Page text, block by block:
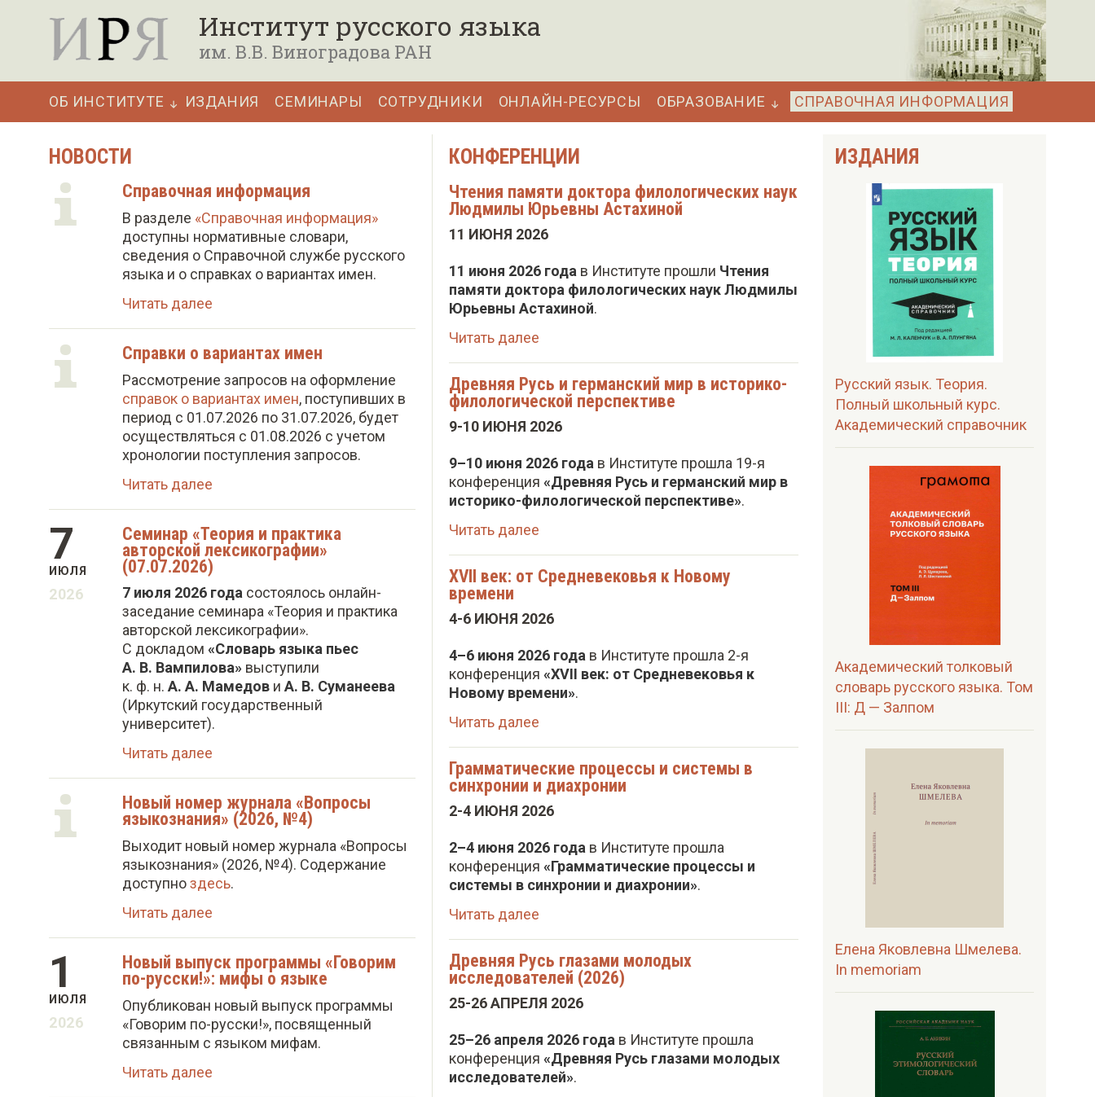
Институт русского языка
им. В.В. Виноградова РАН
Основная
навигация
ОБ ИНСТИТУТЕ ИЗДАНИЯ СЕМИНАРЫ СОТРУДНИКИ ОНЛАЙН-РЕСУРСЫ ОБРАЗОВАНИЕ СПРАВОЧНАЯ ИНФОРМАЦИЯ
НОВОСТИ
Справочная информация
В разделе «Справочная информация»
доступны нормативные словари,
сведения о Справочной службе русского
языка и о справках о вариантах имен.
Читать далее
Справки о вариантах имен
Рассмотрение запросов на оформление
справок о вариантах имен, поступивших в
период с 01.07.2026 по 31.07.2026, будет
осуществляться с 01.08.2026 с учетом
хронологии поступления запросов.
Читать далее
7
ИЮЛЯ
2026
Семинар «Теория и практика
авторской лексикографии»
(07.07.2026)
7 июля 2026 года состоялось онлайн-
заседание семинара «Теория и практика
авторской лексикографии».
С докладом «Словарь языка пьес
А. В. Вампилова» выступили
к. ф. н. А. А. Мамедов и А. В. Суманеева
(Иркутский государственный
университет).
Читать далее
Новый номер журнала «Вопросы
языкознания» (2026, №4)
Выходит новый номер журнала «Вопросы
языкознания» (2026, №4). Содержание
доступноздесь.
Читать далее
1
ИЮЛЯ
2026
Новый выпуск программы «Говорим
по-русски!»: мифы о языке
Опубликован новый выпуск программы
«Говорим по-русски!», посвященный
связанным с языком мифам.
Читать далее
КОНФЕРЕНЦИИ
Чтения памяти доктора филологических наук
Людмилы Юрьевны Астахиной
11 ИЮНЯ 2026
11 июня 2026 года в Институте прошли Чтения
памяти доктора филологических наук Людмилы
Юрьевны Астахиной.
Читать далее
Древняя Русь и германский мир в историко-
филологической перспективе
9-10 ИЮНЯ 2026
9–10 июня 2026 года в Институте прошла 19-я
конференция «Древняя Русь и германский мир в
историко-филологической перспективе».
Читать далее
XVII век: от Средневековья к Новому
времени
4-6 ИЮНЯ 2026
4–6 июня 2026 года в Институте прошла 2-я
конференция «XVII век: от Средневековья к
Новому времени».
Читать далее
Грамматические процессы и системы в
синхронии и диахронии
2-4 ИЮНЯ 2026
2–4 июня 2026 года в Институте прошла
конференция «Грамматические процессы и
системы в синхронии и диахронии».
Читать далее
Древняя Русь глазами молодых
исследователей (2026)
25-26 АПРЕЛЯ 2026
25–26 апреля 2026 года в Институте прошла
конференция «Древняя Русь глазами молодых
исследователей».
ИЗДАНИЯ
Русский язык. Теория.
Полный школьный курс.
Академический справочник
Академический толковый
словарь русского языка. Том
III: Д — Залпом
Елена Яковлевна Шмелева.
In memoriam